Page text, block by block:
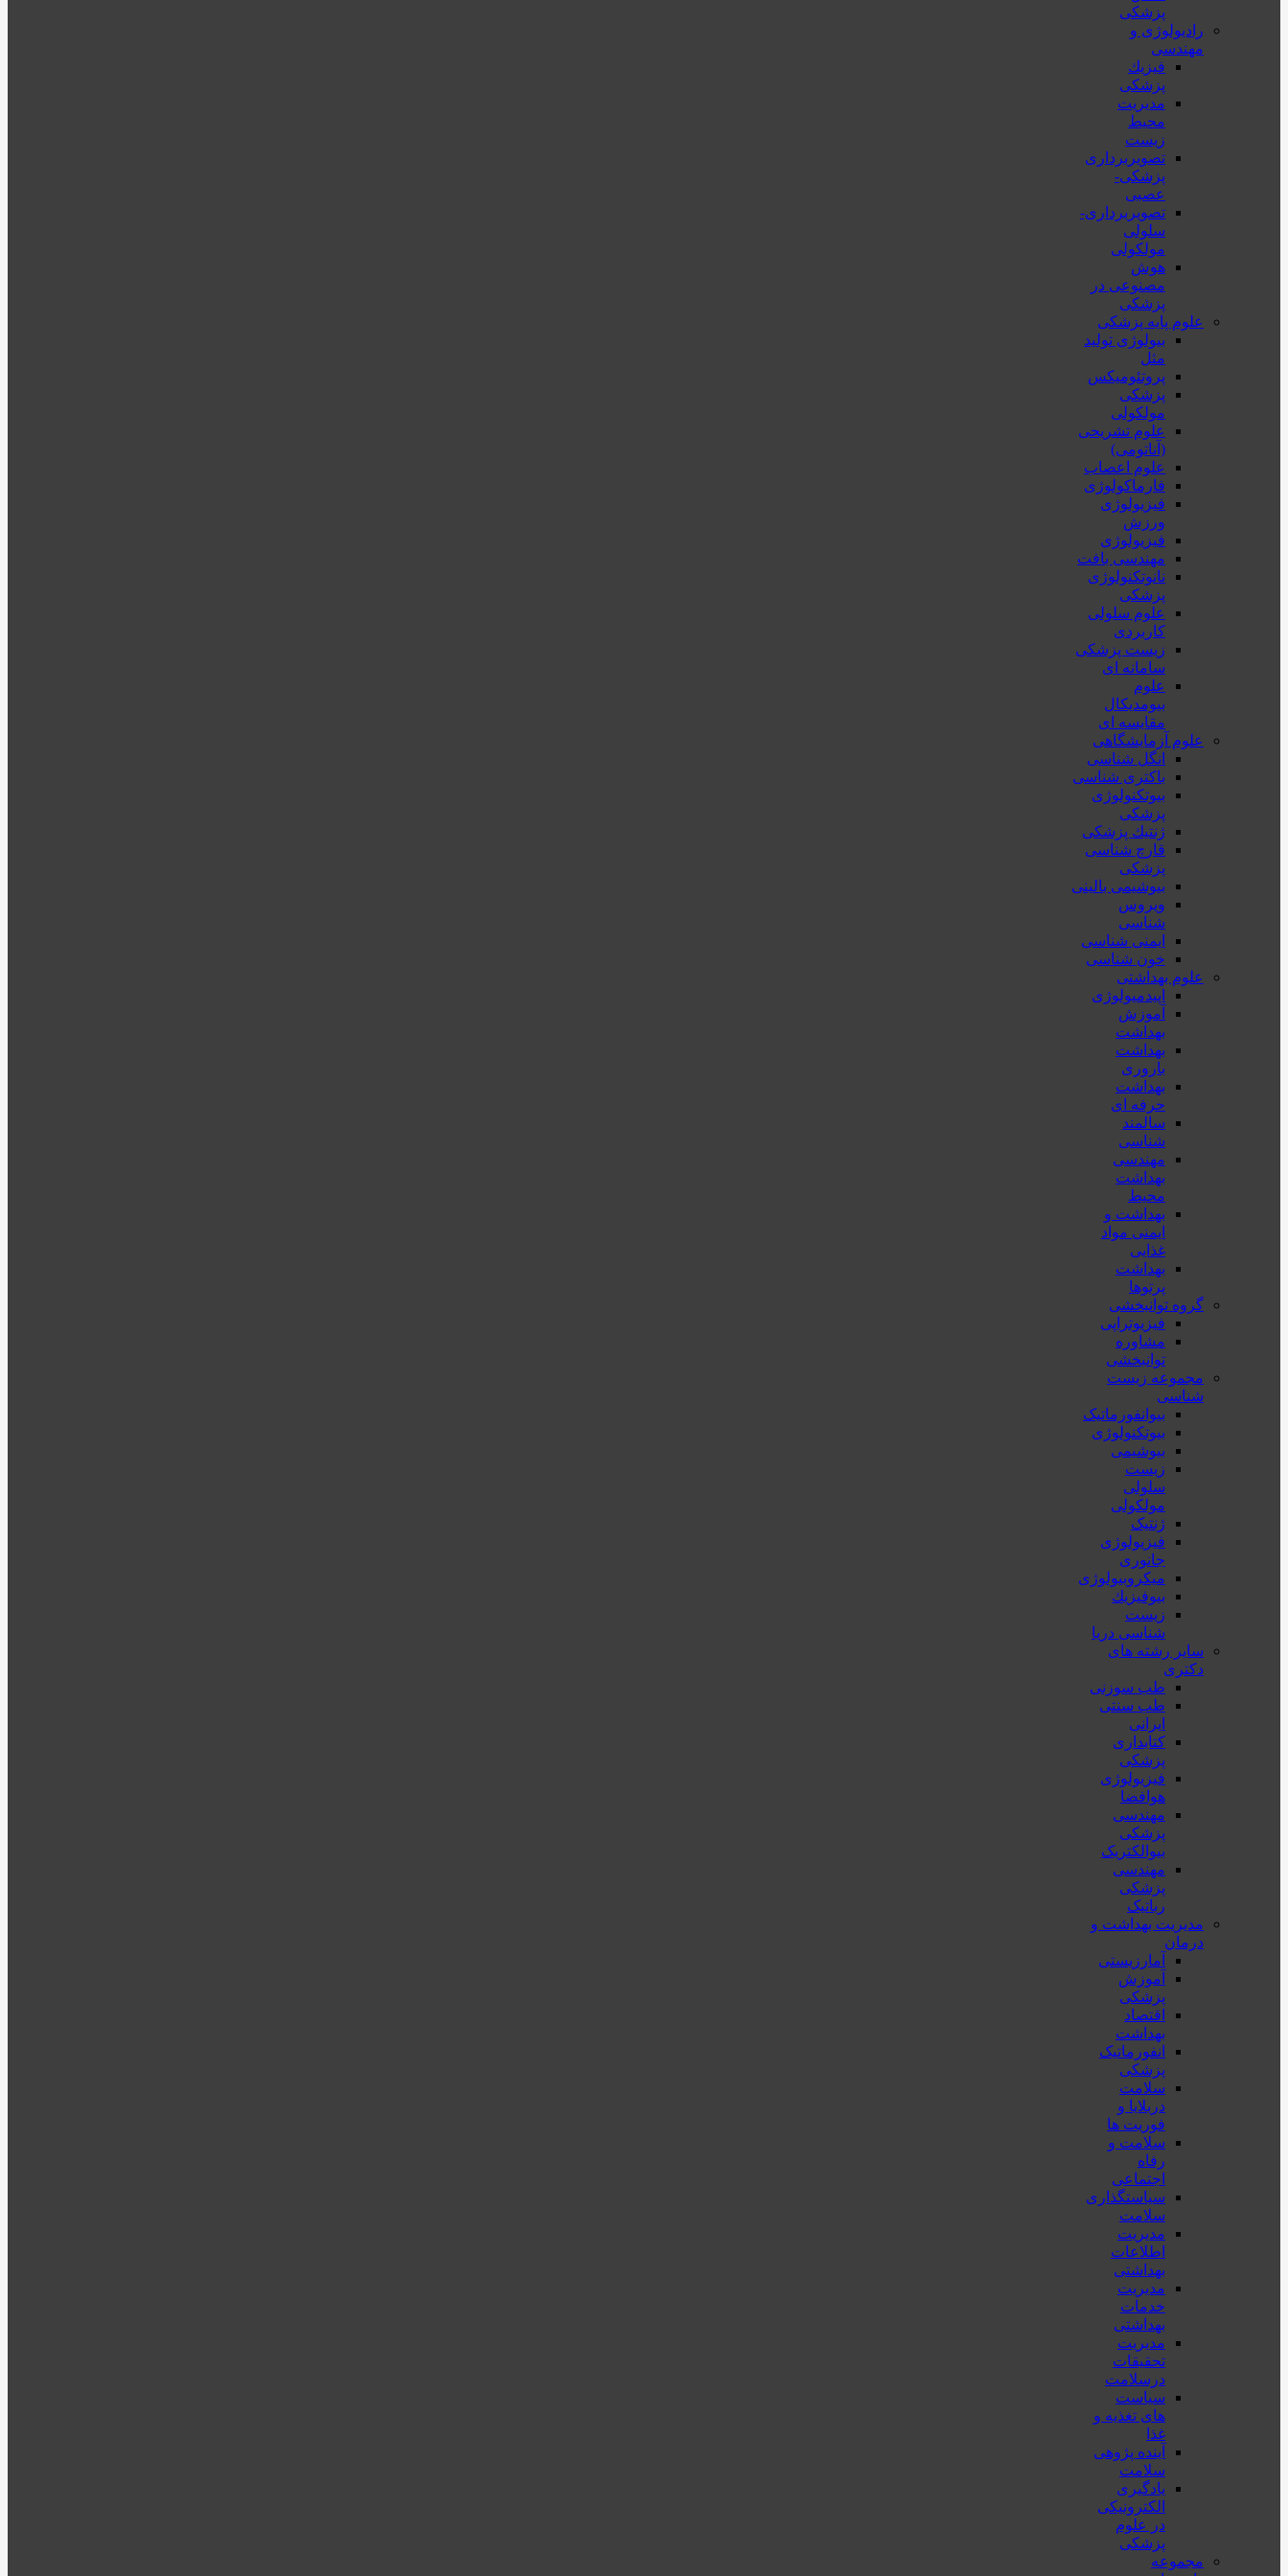
پزشکی
رادیولوژی و
مهندسی
فيزيك
پزشکی
مدیریت
محیط
زیست
تصویربرداری
پزشکی-
عصبی
تصویربرداری-
سلولی
مولکولی
هوش
مصنوعی در
پزشکی
علوم پایه پزشکی
بیولوژی تولید
مثل
پروتئومیکس
پزشکی
مولکولی
علوم تشریحی
(آناتومی)
علوم اعصاب
فارماکولوژی
فیزیولوژی
ورزش
فیزیولوژی
مهندسی بافت
نانوتکنولوژی
پزشکی
علوم سلولی
کاربردی
زیست پزشکی
سامانه ای
علوم
بیومدیکال
مقایسه ای
علوم آزمایشگاهی
انگل شناسی
باکتری شناسی
بیوتکنولوژی
پزشکی
ژنتيك پزشکی
قارچ شناسی
پزشكی
بیوشیمی بالینی
ویروس
شناسی
ایمنی شناسی
خون شناسی
علوم بهداشتی
اپیدمیولوژی
آموزش
بهداشت
بهداشت
باروری
بهداشت
حرفه ای
سالمند
شناسی
مهندسی
بهداشت
محيط
بهداشت و
ایمنی مواد
غذایی
بهداشت
پرتوها
گروه توانبخشی
فیزیوتراپی
مشاوره
توانبخشی
مجموعه زیست
شناسی
بیوانفورماتیک
بیوتکنولوژی
بیوشیمی
زیست
سلولی
مولکولی
ژنتیک
فیزیولوژی
جانوری
میکروبیولوژی
بيوفيزيك
زیست
شناسی دریا
سایر رشته های
دکتری
طب سوزنی
طب سنتی
ایرانی
کتابداری
پزشکی
فیزیولوژی
هوافضا
مهندسی
پزشکی
بیوالکتریک
مهندسی
پزشکی
رباتیک
مدیریت بهداشت و
درمان
آمارزیستی
آموزش
پزشکی
اقتصاد
بهداشت
انفورماتیک
پزشکی
سلامت
دربلايا و
فوريت ها
سلامت و
رفاه
اجتماعی
سیاستگذاری
سلامت
مدیریت
اطلاعات
بهداشتی
مدیریت
خدمات
بهداشتی
مدیریت
تحقیقات
درسلامت
سیاست
های تغذیه و
غذا
آینده پژوهی
سلامت
یادگیری
الکترونیکی
در علوم
پزشکی
مجموعه